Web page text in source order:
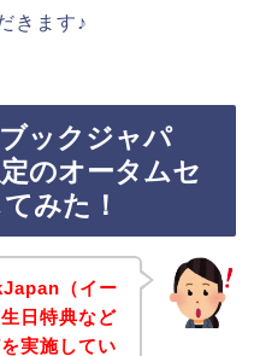
きます♪
ックジャパ
のオータムセ
みた！
（イー
日特典など
実施してい